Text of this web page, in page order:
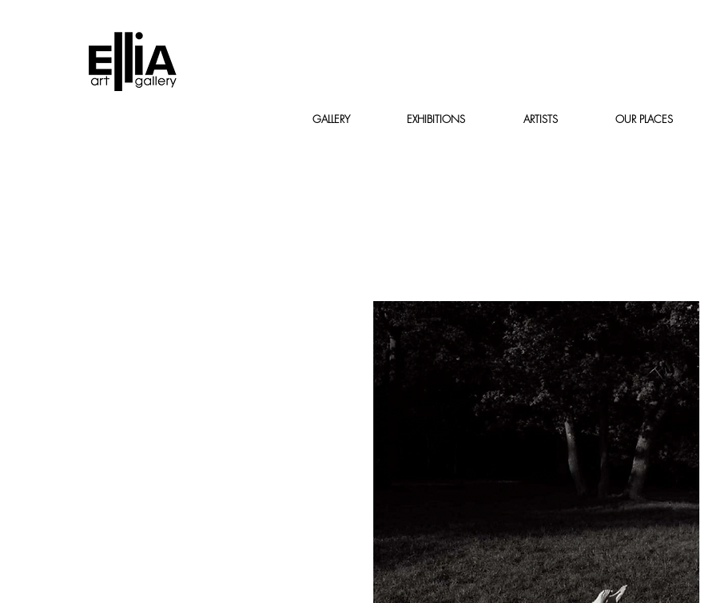
GALLERY EXHIBITIONS ARTISTS OUR PLACES